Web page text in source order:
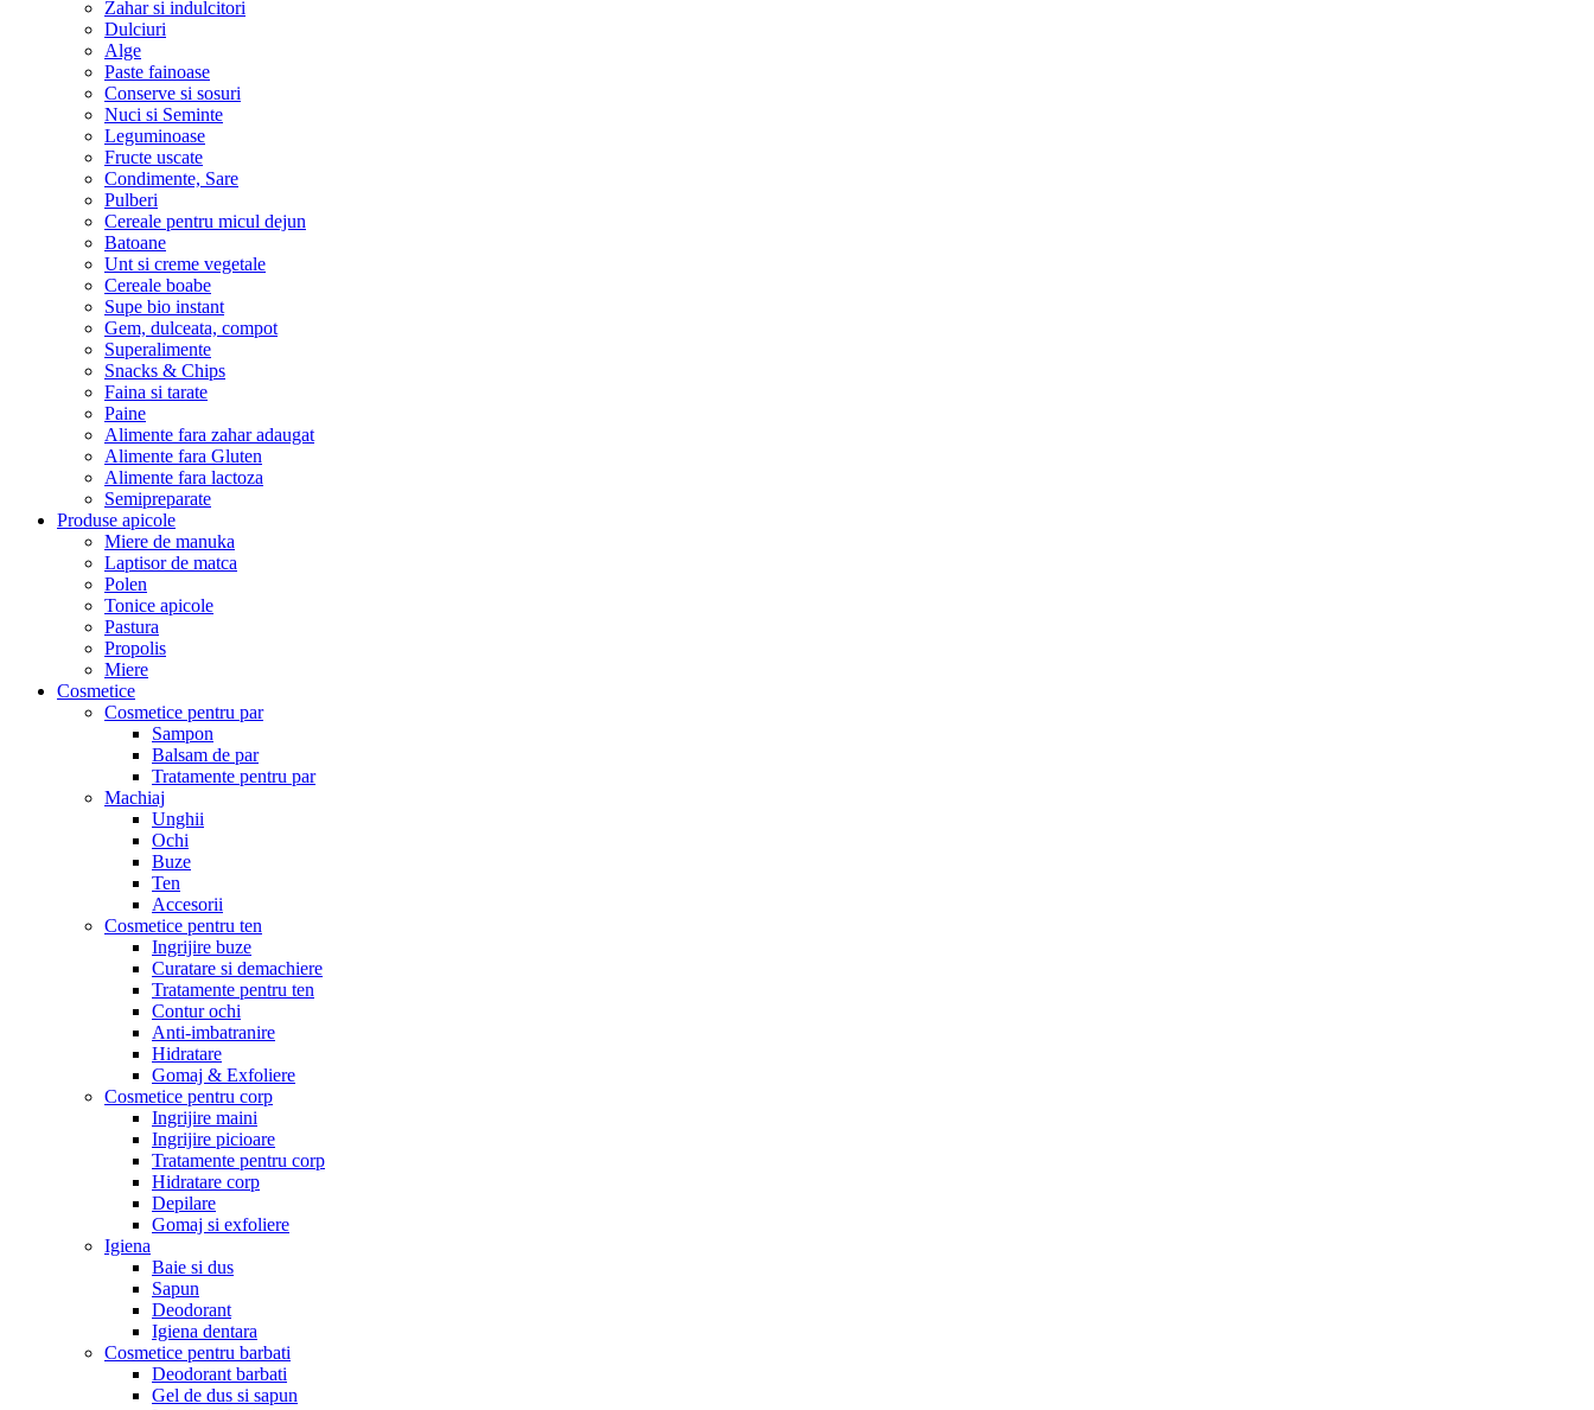
Zahar si indulcitori
Dulciuri
Alge
Paste fainoase
Conserve si sosuri
Nuci si Seminte
Leguminoase
Fructe uscate
Condimente, Sare
Pulberi
Cereale pentru micul dejun
Batoane
Unt si creme vegetale
Cereale boabe
Supe bio instant
Gem, dulceata, compot
Superalimente
Snacks & Chips
Faina si tarate
Paine
Alimente fara zahar adaugat
Alimente fara Gluten
Alimente fara lactoza
Semipreparate
Produse apicole
Miere de manuka
Laptisor de matca
Polen
Tonice apicole
Pastura
Propolis
Miere
Cosmetice
Cosmetice pentru par
Sampon
Balsam de par
Tratamente pentru par
Machiaj
Unghii
Ochi
Buze
Ten
Accesorii
Cosmetice pentru ten
Ingrijire buze
Curatare si demachiere
Tratamente pentru ten
Contur ochi
Anti-imbatranire
Hidratare
Gomaj & Exfoliere
Cosmetice pentru corp
Ingrijire maini
Ingrijire picioare
Tratamente pentru corp
Hidratare corp
Depilare
Gomaj si exfoliere
Igiena
Baie si dus
Sapun
Deodorant
Igiena dentara
Cosmetice pentru barbati
Deodorant barbati
Gel de dus si sapun